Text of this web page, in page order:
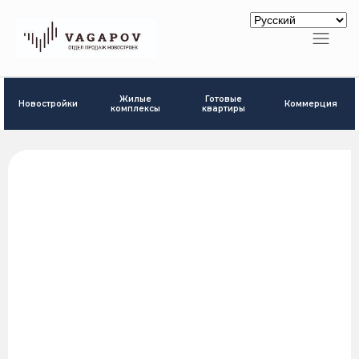
Новостройки
Жилые
комплексы
Готовые
квартиры
Коммерция